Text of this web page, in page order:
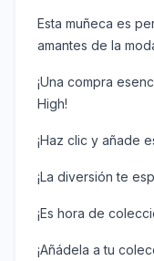
Esta muñeca es
amantes de la
¡Una compra
High!
¡Haz clic y añade
¡La diversión te
¡Es hora de
¡Añádela a tu